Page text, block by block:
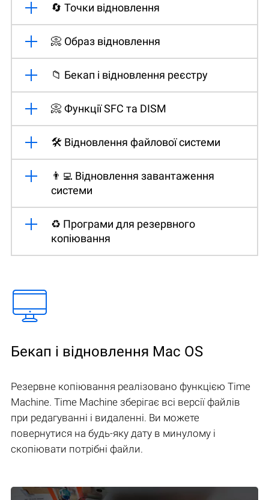
🔄 Точки відновлення
📀 Образ відновлення
📁 Бекап і відновлення реєстру
📀 Функції SFC та DISM
🛠️ Відновлення файлової системи
👨‍💻 Відновлення завантаження
системи
♻️ Програми для резервного
копіювання
Бекап і відновлення Mac OS
Резервне копіювання реалізовано функцією Time
Machine. Time Machine зберігає всі версії файлів
при редагуванні і видаленні. Ви можете
повернутися на будь-яку дату в минулому і
скопіювати потрібні файли.